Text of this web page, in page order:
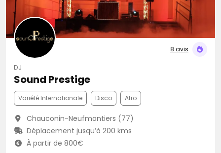
8 avis
DJ
Sound Prestige
Variété Internationale Disco Afro
Chauconin-Neufmontiers (77)
Déplacement jusqu’à 200 kms
À partir de 800€